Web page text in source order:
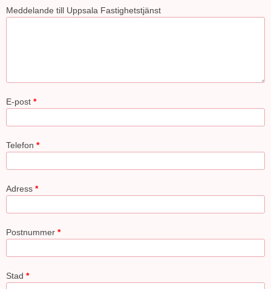
Meddelande till Uppsala Fastighetstjänst
E-post *
Telefon *
Adress *
Postnummer *
Stad *